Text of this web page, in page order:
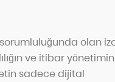
olan
ve itibar
sadece dijital